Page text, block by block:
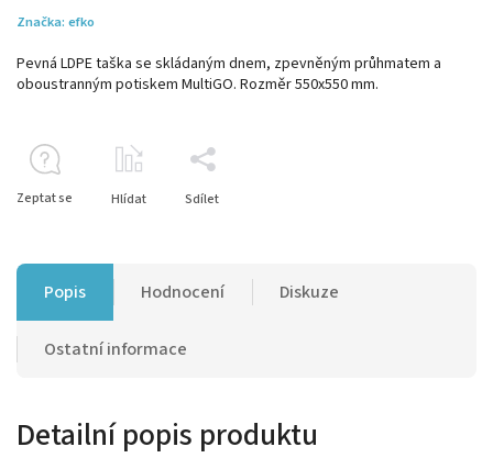
Značka: efko
Pevná LDPE taška se skládaným dnem, zpevněným průhmatem a
oboustranným potiskem MultiGO. Rozměr 550x550 mm.
Zeptat se Hlídat Sdílet
Popis Hodnocení Diskuze
Ostatní informace
Detailní popis produktu